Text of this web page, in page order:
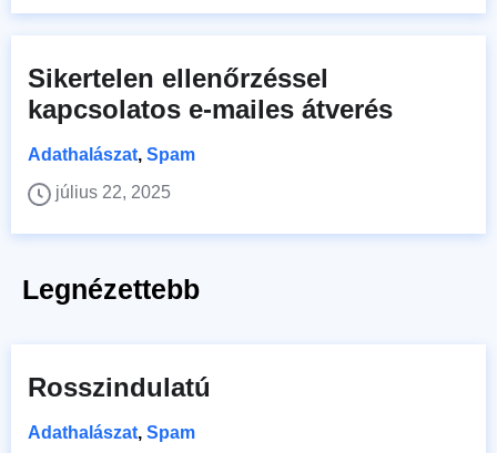
Sikertelen ellenőrzéssel
kapcsolatos e-mailes átverés
Adathalászat, Spam
július 22, 2025
Legnézettebb
Rosszindulatú
Adathalászat, Spam